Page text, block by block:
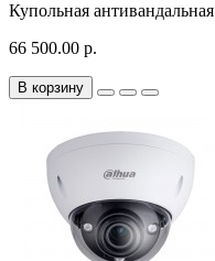
Купольная
66 500.00 р.
В корзину